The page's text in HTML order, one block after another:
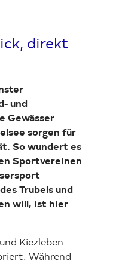
direkt
und
Gewässer
sorgen für
So wundert es
Sportvereinen
Trubels und
will, ist hier
Kiezleben
Während